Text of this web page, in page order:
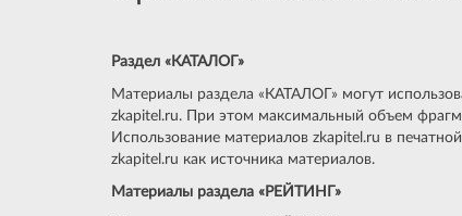
Раздел «КАТАЛОГ»
Материалы раздела «КАТАЛОГ» могут
zkapitel.ru. При этом максимальный объем
Использование материалов zkapitel.ru в
zkapitel.ru как источника материалов.
Материалы раздела «РЕЙТИНГ»